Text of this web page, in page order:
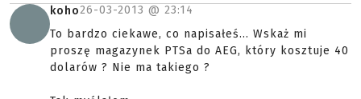
koho26-03-2013 @ 23:14
To bardzo ciekawe, co napisałeś... Wskaż mi
proszę magazynek PTSa do AEG, który kosztuje 40
dolarów ? Nie ma takiego ?